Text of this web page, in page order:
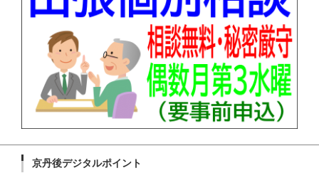
京丹後デジタルポイント